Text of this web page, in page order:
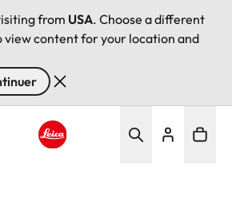
from USA. Choose a different
view content for your location and